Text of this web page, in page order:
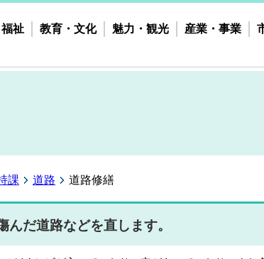
祉 教育・文化 魅力・観光 産業・事業
課 道路 道路修繕
んだ道路などを直します。